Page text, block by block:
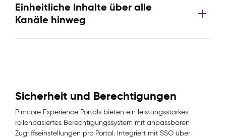
Einheitliche Inhalte über alle
Kanäle hinweg
Sicherheit und Berechtigungen
Pimcore Experience Portals bieten ein leistungsstarkes,
rollenbasiertes Berechtigungssystem mit anpassbaren
Zugriffseinstellungen pro Portal. Integriert mit SSO über